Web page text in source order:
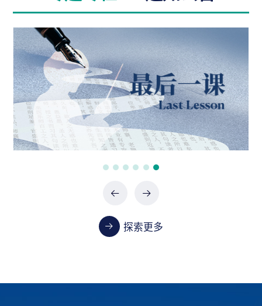
探索更多
政府采购项目（0747-2660SCCZD088）中标结
果公告
07-24 / 2026
政府采购项目（XHTC-HW-2026-0487）中标结
果公告
政府采购项目（XHTC-HW-2026-0485）中标结
首都医科大学2023-2024学年本科教学质量报告